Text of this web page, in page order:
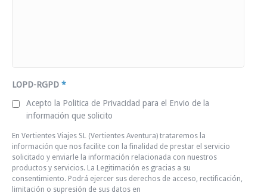
LOPD-RGPD *
Acepto la Politica de Privacidad para el Envio de la
información que solicito
En Vertientes Viajes SL (Vertientes Aventura) trataremos la
información que nos facilite con la finalidad de prestar el servicio
solicitado y enviarle la información relacionada con nuestros
productos y servicios. La Legitimación es gracias a su
consentimiento. Podrá ejercer sus derechos de acceso, rectificación,
limitación o supresión de sus datos en